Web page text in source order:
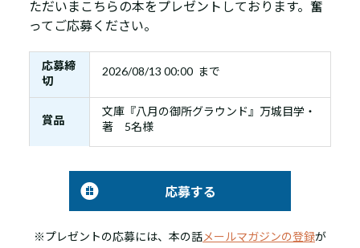
ただいまこちらの本をプレゼントしております。奮
ってご応募ください。
応募締
切
2026/08/13 00:00 まで
賞品
文庫『八月の御所グラウンド』万城目学・
著 5名様
応募する
※プレゼントの応募には、本の話メールマガジンの登録が